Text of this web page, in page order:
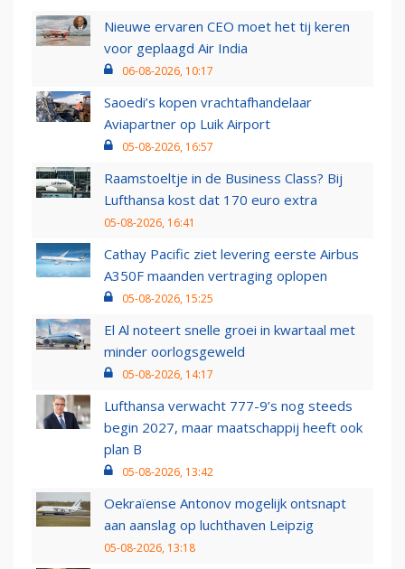
Nieuwe ervaren CEO moet het tij keren
voor geplaagd Air India
06-08-2026, 10:17
Saoedi’s kopen vrachtafhandelaar
Aviapartner op Luik Airport
05-08-2026, 16:57
Raamstoeltje in de Business Class? Bij
Lufthansa kost dat 170 euro extra
05-08-2026, 16:41
Cathay Pacific ziet levering eerste Airbus
A350F maanden vertraging oplopen
05-08-2026, 15:25
El Al noteert snelle groei in kwartaal met
minder oorlogsgeweld
05-08-2026, 14:17
Lufthansa verwacht 777-9’s nog steeds
begin 2027, maar maatschappij heeft ook
plan B
05-08-2026, 13:42
Oekraïense Antonov mogelijk ontsnapt
aan aanslag op luchthaven Leipzig
05-08-2026, 13:18